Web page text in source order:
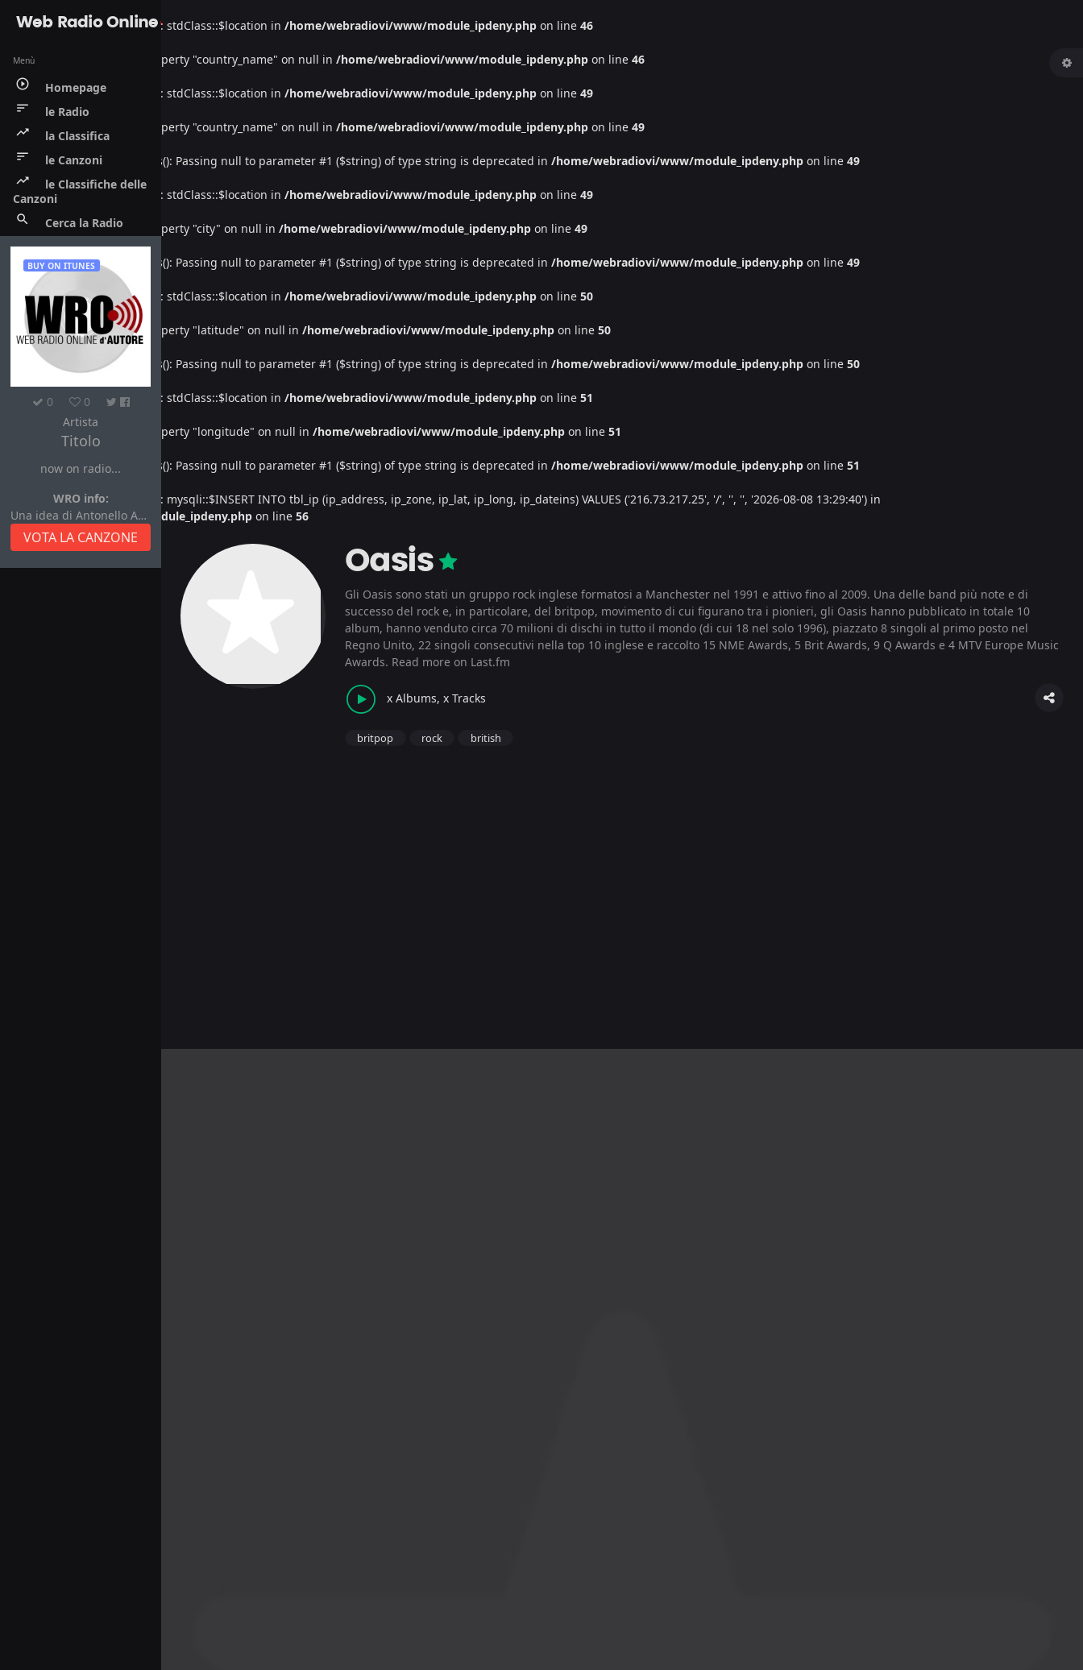
Warning: Undefined property: stdClass::$location in /home/webradiovi/www/module_ipdeny.php on line 46
Warning : Attempt to read property "country_name" on null in /home/webradiovi/www/module_ipdeny.php on line 46
Warning: Undefined property: stdClass::$location in /home/webradiovi/www/module_ipdeny.php on line 49
Warning : Attempt to read property "country_name" on null in /home/webradiovi/www/module_ipdeny.php on line 49
Deprecated: htmlspecialchars(): Passing null to parameter #1 ($string) of type string is deprecated in /home/webradiovi/www/module_ipdeny.php on line 49
Warning: Undefined property: stdClass::$location in /home/webradiovi/www/module_ipdeny.php on line 49
Warning: Attempt to read property "city" on null in /home/webradiovi/www/module_ipdeny.php on line 49
Deprecated: htmlspecialchars(): Passing null to parameter #1 ($string) of type string is deprecated in /home/webradiovi/www/module_ipdeny.php on line 49
Warning: Undefined property: stdClass::$location in /home/webradiovi/www/module_ipdeny.php on line 50
Warning: Attempt to read property "latitude" on null in /home/webradiovi/www/module_ipdeny.php on line 50
Deprecated : htmlspecialchars(): Passing null to parameter #1 ($string) of type string is deprecated in /home/webradiovi/www/module_ipdeny.php on line 50
Warning : Undefined property: stdClass::$location in /home/webradiovi/www/module_ipdeny.php on line 51
: Attempt to read property "longitude" on null in /home/webradiovi/www/module_ipdeny.php on line 51
Deprecated : htmlspecialchars(): Passing null to parameter #1 ($string) of type string is deprecated in /home/webradiovi/www/module_ipdeny.php on line 51
: Undefined property: mysqli::$INSERT INTO tbl_ip (ip_address, ip_zone, ip_lat, ip_long, ip_dateins) VALUES ('216.73.217.25', '/', '', '', '2026-08-08 13:29:40') in
/home/webradiovi/www/module_ipdeny.php on line 56
Web Radio Online
Menù
play_circle_outline Homepage
sort le Radio
trending_up la Classifica
sort le Canzoni
trending_up
le Classifiche delle
Canzoni
search Cerca la Radio
BUY ON ITUNES
0
0
Artista
Titolo
now on radio...
WRO info:
Una idea di Antonello Autore
VOTA LA CANZONE
Oasis
Gli Oasis sono stati un gruppo rock inglese formatosi a Manchester nel 1991 e attivo fino al 2009. Una delle band più note e di
successo del rock e, in particolare, del britpop, movimento di cui figurano tra i pionieri, gli Oasis hanno pubblicato in totale 10
album, hanno venduto circa 70 milioni di dischi in tutto il mondo (di cui 18 nel solo 1996), piazzato 8 singoli al primo posto nel
Regno Unito, 22 singoli consecutivi nella top 10 inglese e raccolto 15 NME Awards, 5 Brit Awards, 9 Q Awards e 4 MTV Europe Music
Awards. Read more on Last.fm
x Albums, x Tracks
britpop rock british